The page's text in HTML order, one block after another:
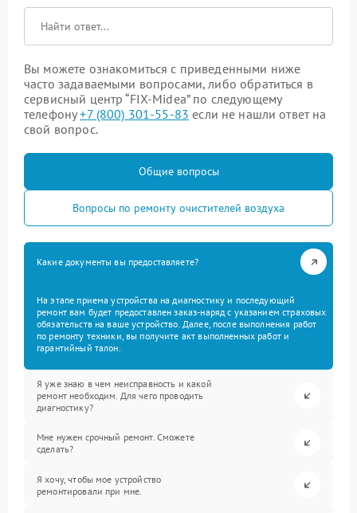
Вы можете ознакомиться с приведенными ниже
часто задаваемыми вопросами, либо обратиться в
сервисный центр “FIX-Midea” по следующему
телефону+7 (800) 301-55-83 если не нашли ответ на
свой вопрос.
Общие вопросы
Вопросы по ремонту очистителей воздуха
Какие документы вы предоставляете?
На этапе приема устройства на диагностику и последующий
ремонт вам будет предоставлен заказ-наряд с указанием страховых
обязательств на ваше устройство. Далее, после выполнения работ
по ремонту техники, вы получите акт выполненных работ и
гарантийный талон.
Я уже знаю в чем неисправность и какой
ремонт необходим. Для чего проводить
диагностику?
Мне нужен срочный ремонт. Сможете
сделать?
Я хочу, чтобы мое устройство
ремонтировали при мне.